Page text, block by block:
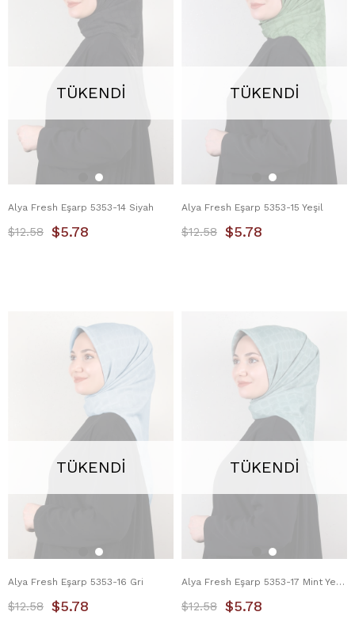
TÜKENDI
Alya Fresh Eşarp 5353-14 Siyah
$5.78
$12.58
TÜKENDI
Alya Fresh Eşarp 5353-15 Yeşil
$5.78
$12.58
TÜKENDI
Alya Fresh Eşarp 5353-16 Gri
$5.78
$12.58
TÜKENDI
Alya Fresh Eşarp 5353-17 Mint Yeşili
$5.78
$12.58